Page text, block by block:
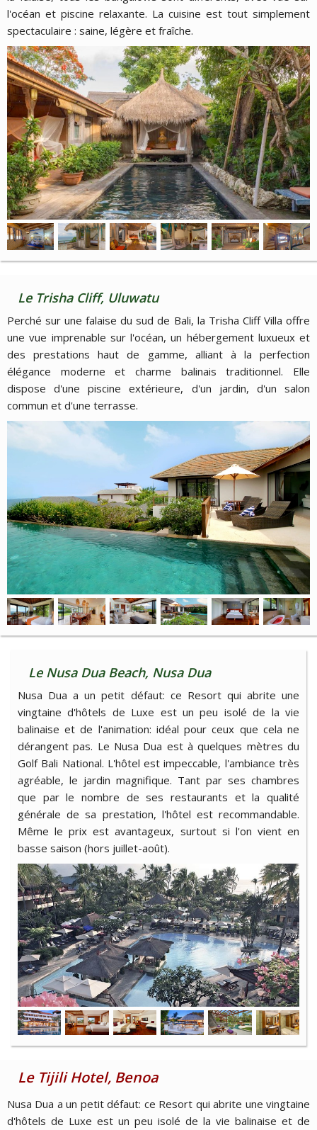
l'océan et piscine relaxante. La cuisine est tout simplement
spectaculaire : saine, légère et fraîche.
Le Trisha Cliff, Uluwatu
Perché sur une falaise du sud de Bali, la Trisha Cliff Villa offre
une vue imprenable sur l'océan, un hébergement luxueux et
des prestations haut de gamme, alliant à la perfection
élégance moderne et charme balinais traditionnel. Elle
dispose d'une piscine extérieure, d'un jardin, d'un salon
commun et d'une terrasse.
Le Nusa Dua Beach, Nusa Dua
Nusa Dua a un petit défaut: ce Resort qui abrite une
vingtaine d'hôtels de Luxe est un peu isolé de la vie
balinaise et de l'animation: idéal pour ceux que cela ne
dérangent pas. Le Nusa Dua est à quelques mètres du
Golf Bali National. L'hôtel est impeccable, l'ambiance très
agréable, le jardin magnifique. Tant par ses chambres
que par le nombre de ses restaurants et la qualité
générale de sa prestation, l'hôtel est recommandable.
Même le prix est avantageux, surtout si l'on vient en
basse saison (hors juillet-août).
Le Tijili Hotel, Benoa
Nusa Dua a un petit défaut: ce Resort qui abrite une vingtaine
d'hôtels de Luxe est un peu isolé de la vie balinaise et de